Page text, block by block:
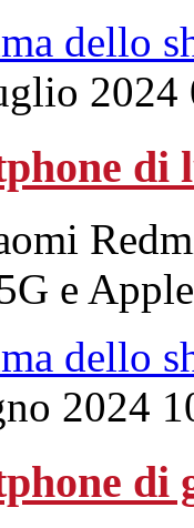
dello
2024
di
e
dello
2024
di